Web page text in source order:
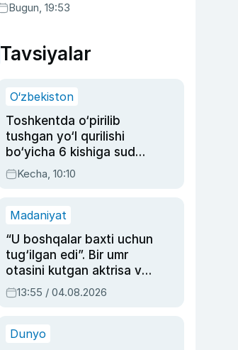
Bugun, 19:53
Tavsiyalar
O‘zbekiston
Toshkentda o‘pirilib
tushgan yo‘l qurilishi
bo‘yicha 6 kishiga sud
hukmi o‘qildi
Kecha, 10:10
Madaniyat
“U boshqalar baxti uchun
tug‘ilgan edi”. Bir umr
otasini kutgan aktrisa va
dublyaj ustasi Rimma
Ahmedovaning
13:55 / 04.08.2026
Dunyo